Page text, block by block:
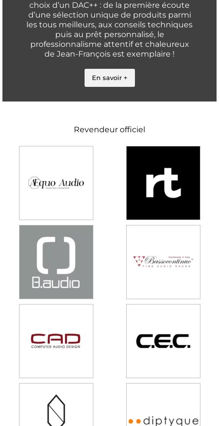
choix d’un DAC++ : de la première écoute
d’une sélection unique de produits parmi
les tous meilleurs, aux conseils techniques
puis au prêt personnalisé, le
professionnalisme attentif et chaleureux
de Jean-François est exemplaire !
En savoir +
Revendeur officiel